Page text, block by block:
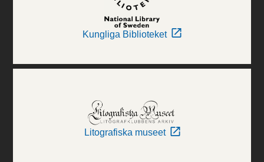
Kungliga Biblioteket
Litografiska museet